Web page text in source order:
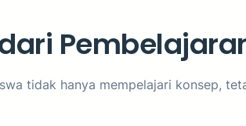
tidak hanya mempelajari konsep,